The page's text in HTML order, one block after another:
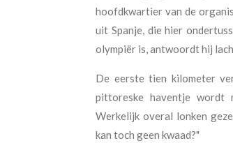
hoofdkwartier van de
uit Spanje, die hier
olympiër is, antwoordt hij
De eerste tien kilometer
pittoreske haventje wordt
Werkelijk overal lonken
kan toch geen kwaad?"